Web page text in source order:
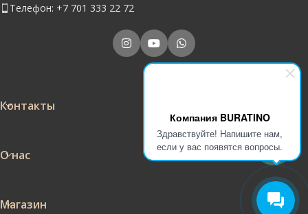
Компания BURATINO
Здравствуйте! Напишите нам,
если у вас появятся вопросы.
Телефон: +7 701 333 22 72
Контакты
О нас
Магазин